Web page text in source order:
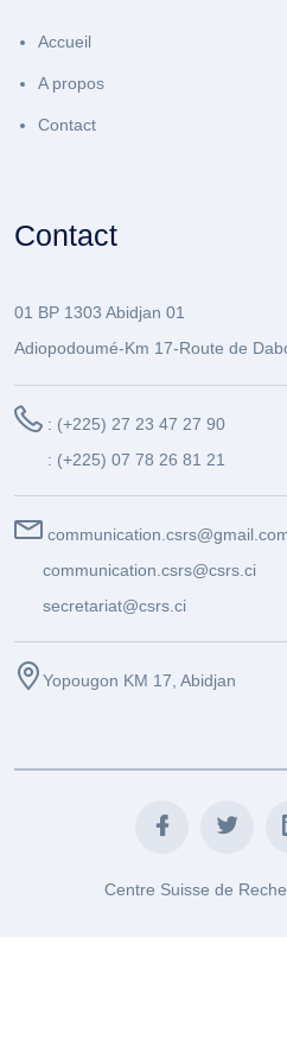
Accueil
A propos
Contact
Contact
01 BP 1303 Abidjan 01
Adiopodoumé-Km 17-Route de
: (+225) 27 23 47 27 90
: (+225) 07 78 26 81 21
communication.csrs@csrs.ci
secretariat@csrs.ci
Yopougon KM 17, Abidjan
Centre Suisse de